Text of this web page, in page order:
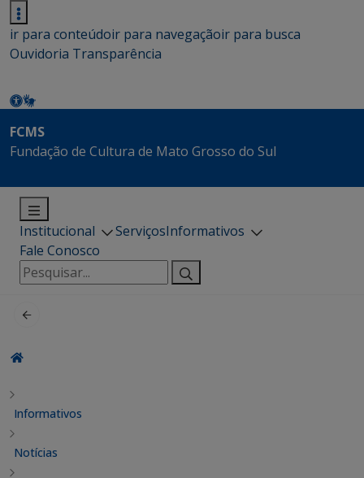
ir para conteúdoir para navegaçãoir para busca
Ouvidoria Transparência
FCMS
Fundação de Cultura de Mato Grosso do Sul
Institucional ServiçosInformativos
Fale Conosco
Pesquisar
por:
Informativos
Notícias